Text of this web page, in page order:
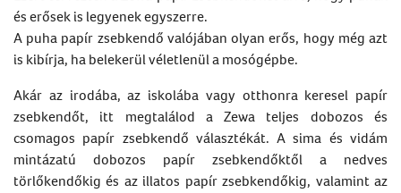
és erősek is legyenek egyszerre.
A puha papír zsebkendő valójában olyan erős, hogy még azt
is kibírja, ha belekerül véletlenül a mosógépbe.
Akár az irodába, az iskolába vagy otthonra keresel papír
zsebkendőt, itt megtalálod a Zewa teljes dobozos és
csomagos papír zsebkendő választékát. A sima és vidám
mintázatú dobozos papír zsebkendőktől a nedves
törlőkendőkig és az illatos papír zsebkendőkig, valamint az